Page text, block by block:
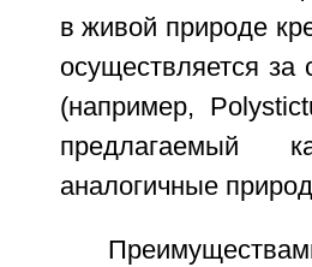
в живой природе
осуществляется
(например,
предлагаемый
аналогичные